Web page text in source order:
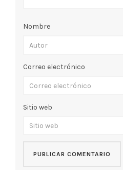
Nombre
Correo electrónico
Sitio web